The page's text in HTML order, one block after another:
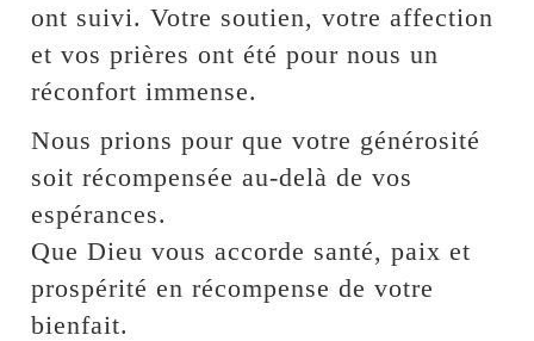
ont suivi. Votre soutien, votre affection
et vos prières ont été pour nous un
réconfort immense.
Nous prions pour que votre générosité
soit récompensée au-delà de vos
espérances.
Que Dieu vous accorde santé, paix et
prospérité en récompense de votre
bienfait.